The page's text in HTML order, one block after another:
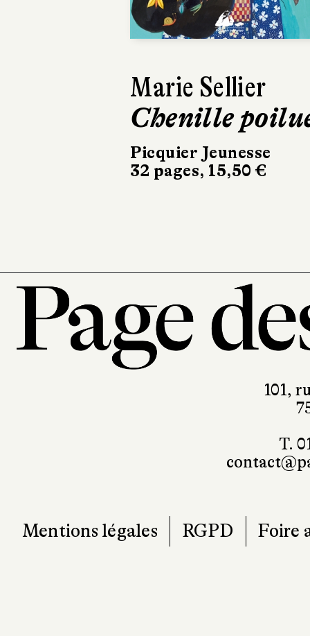
Marie Sellier
Chenille
Picquier Jeunesse
32 pages, 15,50 €
Isabelle
Myla et
bateau
Gallimard Jeunesse
101,
T.
Mentions légales RGPD Foire